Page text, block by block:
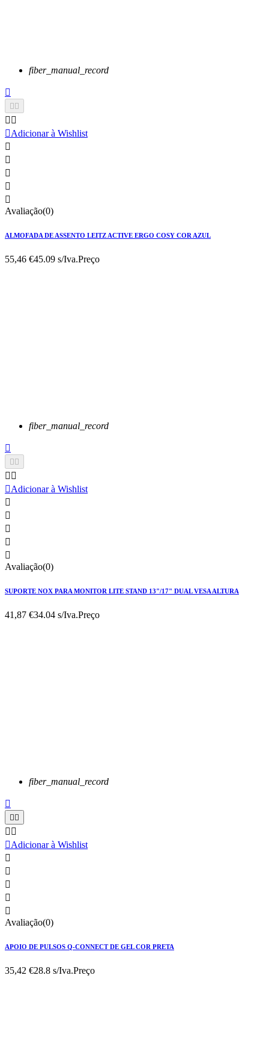
fiber_manual_record

 
 
Adicionar à Wishlist





Avaliação(0)
ALMOFADA DE ASSENTO LEITZ ACTIVE ERGO COSY COR AZUL
55,46 €45.09 s/Iva.Preço
fiber_manual_record

 
 
Adicionar à Wishlist





Avaliação(0)
SUPORTE NOX PARA MONITOR LITE STAND 13"/17" DUAL VESA ALTURA
41,87 €34.04 s/Iva.Preço
fiber_manual_record

 
 
Adicionar à Wishlist





Avaliação(0)
APOIO DE PULSOS Q-CONNECT DE GEL COR PRETA
35,42 €28.8 s/Iva.Preço